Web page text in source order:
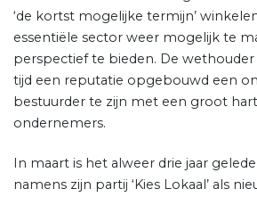
‘de kortst mogelijke termijn’
essentiële sector weer mogelijk te
perspectief te bieden. De
tijd een reputatie opgebouwd een
bestuurder te zijn met een groot
ondernemers.
In maart is het alweer drie jaar
namens zijn partij ‘Kies Lokaal’ als